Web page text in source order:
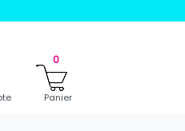
0
Panier